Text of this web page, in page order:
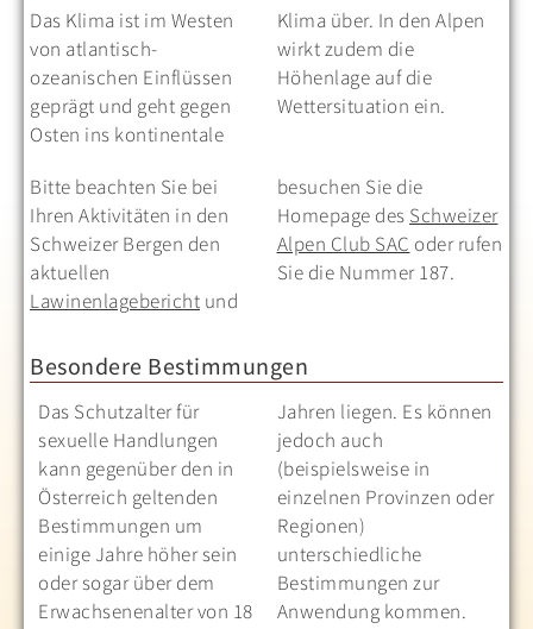
Das Klima ist im Westen
von atlantisch-
ozeanischen Einflüssen
geprägt und geht gegen
Osten ins kontinentale
Klima über. In den Alpen
wirkt zudem die
Höhenlage auf die
Wettersituation ein.
Bitte beachten Sie bei
Ihren Aktivitäten in den
Schweizer Bergen den
aktuellen
Lawinenlagebericht und
besuchen Sie die
Homepage des Schweizer
Alpen Club SAC oder rufen
Sie die Nummer 187.
Besondere Bestimmungen
Das Schutzalter für
sexuelle Handlungen
kann gegenüber den in
Österreich geltenden
Bestimmungen um
einige Jahre höher sein
oder sogar über dem
Erwachsenenalter von 18
Jahren liegen. Es können
jedoch auch
(beispielsweise in
einzelnen Provinzen oder
Regionen)
unterschiedliche
Bestimmungen zur
Anwendung kommen.